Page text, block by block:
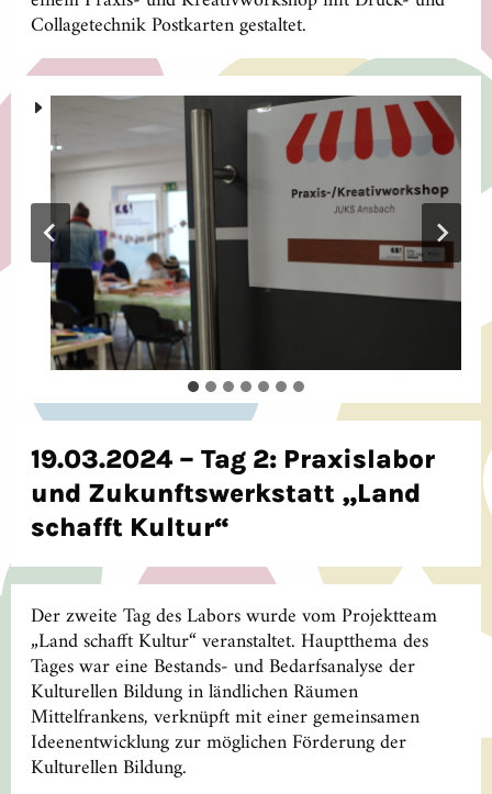
Collagetechnik Postkarten gestaltet.
19.03.2024 – Tag 2: Praxislabor
und Zukunftswerkstatt „Land
schafft Kultur“
Der zweite Tag des Labors wurde vom Projektteam
„Land schafft Kultur“ veranstaltet. Hauptthema des
Tages war eine Bestands- und Bedarfsanalyse der
Kulturellen Bildung in ländlichen Räumen
Mittelfrankens, verknüpft mit einer gemeinsamen
Ideenentwicklung zur möglichen Förderung der
Kulturellen Bildung.